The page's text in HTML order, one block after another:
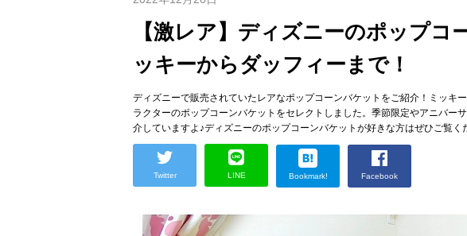
【激レア】ディズニーのポップコ
ッキーからダッフィーまで！
ディズニーで販売されていたレアなポップコーンバケットをご紹介！ミッキ
ラクターのポップコーンバケットをセレクトしました。季節限定やアニバー
介していますよ♪ディズニーのポップコーンバケットが好きな方はぜひご覧
Twitter LINE Bookmark! Facebook